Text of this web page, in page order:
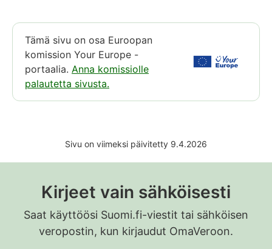
Tämä sivu on osa Euroopan
komission Your Europe -
portaalia. Anna komissiolle
palautetta sivusta.
Sivu on viimeksi päivitetty 9.4.2026
Kirjeet vain sähköisesti
Saat käyttöösi Suomi.fi-viestit tai sähköisen
veropostin, kun kirjaudut OmaVeroon.